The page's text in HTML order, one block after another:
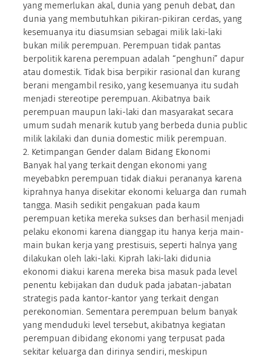
yang memerlukan akal, dunia yang penuh debat, dan
dunia yang membutuhkan pikiran-pikiran cerdas, yang
kesemuanya itu diasumsian sebagai milik laki-laki
bukan milik perempuan. Perempuan tidak pantas
berpolitik karena perempuan adalah “penghuni” dapur
atau domestik. Tidak bisa berpikir rasional dan kurang
berani mengambil resiko, yang kesemuanya itu sudah
menjadi stereotipe perempuan. Akibatnya baik
perempuan maupun laki-laki dan masyarakat secara
umum sudah menarik kutub yang berbeda dunia public
milik lakilaki dan dunia domestic milik perempuan.
2. Ketimpangan Gender dalam Bidang Ekonomi
Banyak hal yang terkait dengan ekonomi yang
meyebabkn perempuan tidak diakui perananya karena
kiprahnya hanya disekitar ekonomi keluarga dan rumah
tangga. Masih sedikit pengakuan pada kaum
perempuan ketika mereka sukses dan berhasil menjadi
pelaku ekonomi karena dianggap itu hanya kerja main-
main bukan kerja yang prestisuis, seperti halnya yang
dilakukan oleh laki-laki. Kiprah laki-laki didunia
ekonomi diakui karena mereka bisa masuk pada level
penentu kebijakan dan duduk pada jabatan-jabatan
strategis pada kantor-kantor yang terkait dengan
perekonomian. Sementara perempuan belum banyak
yang menduduki level tersebut, akibatnya kegiatan
perempuan dibidang ekonomi yang terpusat pada
sekitar keluarga dan dirinya sendiri, meskipun